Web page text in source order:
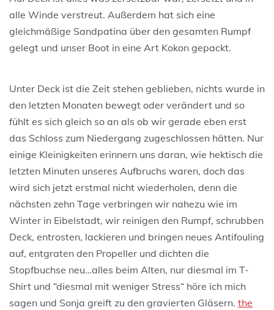
alle Winde verstreut. Außerdem hat sich eine
gleichmäßige Sandpatina über den gesamten Rumpf
gelegt und unser Boot in eine Art Kokon gepackt.
Unter Deck ist die Zeit stehen geblieben, nichts wurde in
den letzten Monaten bewegt oder verändert und so
fühlt es sich gleich so an als ob wir gerade eben erst
das Schloss zum Niedergang zugeschlossen hätten. Nur
einige Kleinigkeiten erinnern uns daran, wie hektisch die
letzten Minuten unseres Aufbruchs waren, doch das
wird sich jetzt erstmal nicht wiederholen, denn die
nächsten zehn Tage verbringen wir nahezu wie im
Winter in Eibelstadt, wir reinigen den Rumpf, schrubben
Deck, entrosten, lackieren und bringen neues Antifouling
auf, entgraten den Propeller und dichten die
Stopfbuchse neu…alles beim Alten, nur diesmal im T-
Shirt und “diesmal mit weniger Stress“ höre ich mich
sagen und Sonja greift zu den gravierten Gläsern. the